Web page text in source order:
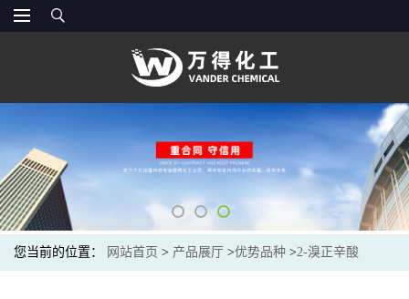
您当前的位置： 网站首页 > 产品展厅 >优势品种 >2-溴正辛酸